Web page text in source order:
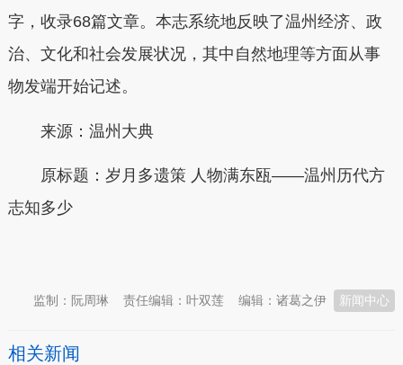
字，收录68篇文章。本志系统地反映了温州经济、政
治、文化和社会发展状况，其中自然地理等方面从事
物发端开始记述。
来源： 温州大典
原标题：岁月多遗策 人物满东瓯——温州历代方
志知多少
新闻中心
编辑：诸葛之伊
责任编辑：叶双莲
监制：阮周琳
相关新闻